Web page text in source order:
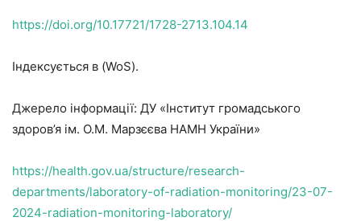
https://doi.org/10.17721/1728-2713.104.14
Індексується в (WoS).
Джерело інформації: ДУ «Інститут громадського
здоров’я ім. О.М. Марзєєва НАМН України»
https://health.gov.ua/structure/research-
departments/laboratory-of-radiation-monitoring/23-07-
2024-radiation-monitoring-laboratory/